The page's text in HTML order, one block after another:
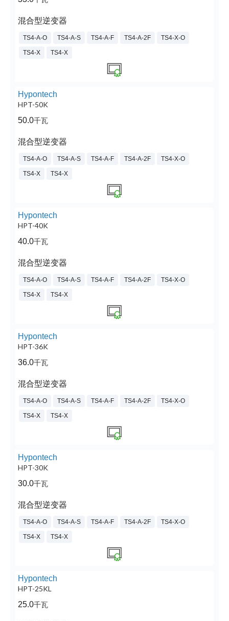
混合型逆变器
TS4-A-O TS4-A-S TS4-A-F TS4-A-2F TS4-X-O
TS4-X TS4-X
Hypontech
HPT-50K
50.0千瓦
混合型逆变器
TS4-A-O TS4-A-S TS4-A-F TS4-A-2F TS4-X-O
TS4-X TS4-X
Hypontech
HPT-40K
40.0千瓦
混合型逆变器
TS4-A-O TS4-A-S TS4-A-F TS4-A-2F TS4-X-O
TS4-X TS4-X
Hypontech
HPT-36K
36.0千瓦
混合型逆变器
TS4-A-O TS4-A-S TS4-A-F TS4-A-2F TS4-X-O
TS4-X TS4-X
Hypontech
HPT-30K
30.0千瓦
混合型逆变器
TS4-A-O TS4-A-S TS4-A-F TS4-A-2F TS4-X-O
TS4-X TS4-X
Hypontech
HPT-25KL
25.0千瓦